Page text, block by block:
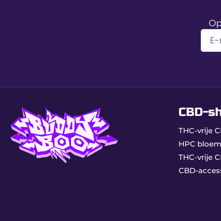
Licht, precies en compleet, de VIBES King Size
CBD-
THC-vrije
HPC
THC-vrije
CBD-